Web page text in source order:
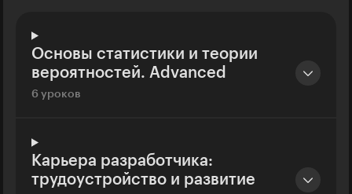
Основы статистики и теории
вероятностей. Advanced
6 уроков
Карьера разработчика:
трудоустройство и развитие